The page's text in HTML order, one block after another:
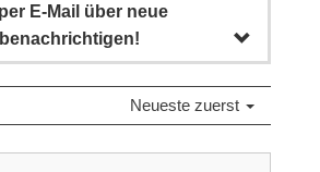
E-Mail über neue
Neueste zuerst